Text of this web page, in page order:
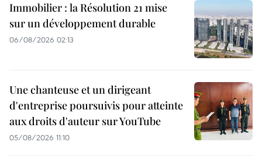
Immobilier : la Résolution 21 mise
sur un développement durable
06/08/2026 02:13
Une chanteuse et un dirigeant
d'entreprise poursuivis pour atteinte
aux droits d'auteur sur YouTube
05/08/2026 11:10